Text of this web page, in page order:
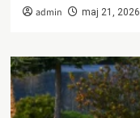
admin maj 21, 2026